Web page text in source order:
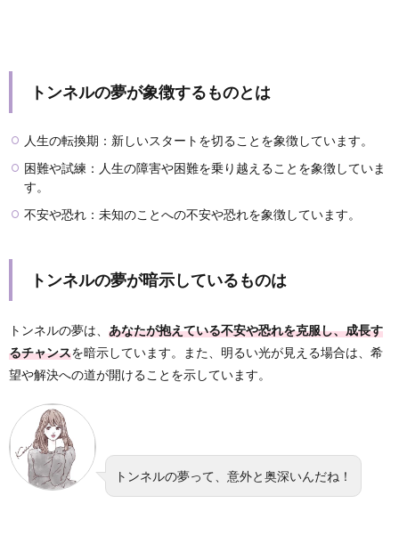
トンネルの夢が象徴するものとは
人生の転換期：新しいスタートを切ることを象徴しています。
困難や試練：人生の障害や困難を乗り越えることを象徴していま
す。
不安や恐れ：未知のことへの不安や恐れを象徴しています。
トンネルの夢が暗示しているものは
トンネルの夢は、 あなたが抱えている不安や恐れを克服し、成長す
るチャンスを暗示しています。また、明るい光が見える場合は、希
望や解決への道が開けることを示しています。
トンネルの夢って、意外と奥深いんだね！